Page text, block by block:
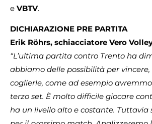
e VBTV.
DICHIARAZIONE PRE PARTITA
Erik Röhrs, schiacciatore Vero
“L’ultima partita contro Trento ha
abbiamo delle possibilità per
coglierle, come ad esempio
terzo set. È molto difficile giocare
ha un livello alto e costante. Tuttavia